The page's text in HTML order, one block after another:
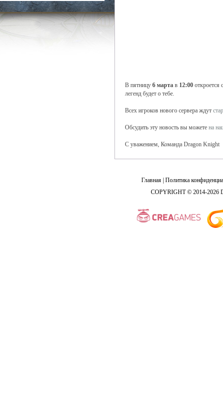
В пятницу 6 марта в 12:00 откроется
легенд будет о тебе.
Всех игроков нового сервера ждут
Обсудить эту новость вы можете на
С уважением, Команда Dragon Knight
Главная Политика
COPYRIGHT © 2014-2026